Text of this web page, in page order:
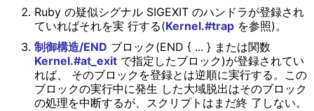
Ruby の疑似シグナル SIGEXIT のハンドラが登録され
ていればそれを実 行する(Kernel.#trapを参照)。
制御構造/END ブロック(END { ... } または関数
Kernel.#at_exitで指定したブロック)が登録されてい
れば、 そのブロックを登録とは逆順に実行する。この
ブロックの実行中に発生 した大域脱出はそのブロック
の処理を中断するが、スクリプトはまだ終 了しない。